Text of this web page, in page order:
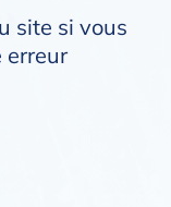
site si vous
erreur